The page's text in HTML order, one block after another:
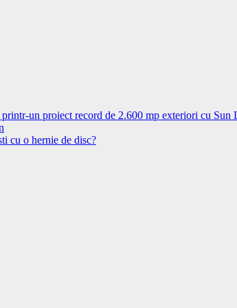
un proiect record de 2.600 mp exteriori cu Sun
cu o hernie de disc?